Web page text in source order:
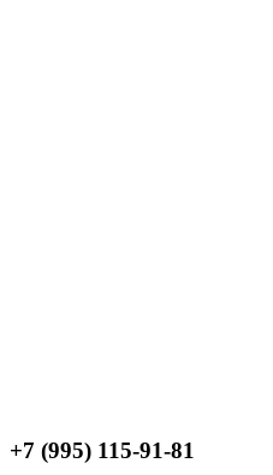
+7 (995) 115-91-81